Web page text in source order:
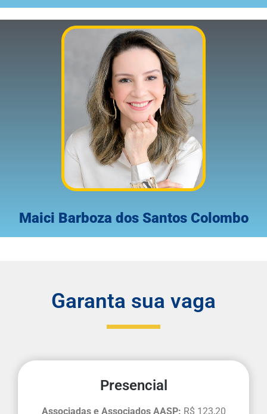
Maici Barboza dos Santos Colombo
Garanta sua vaga
Presencial
Associadas e Associados AASP: R$ 123,20